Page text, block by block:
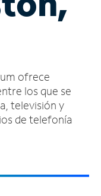
ofrece
los que se
televisión y
de telefonía